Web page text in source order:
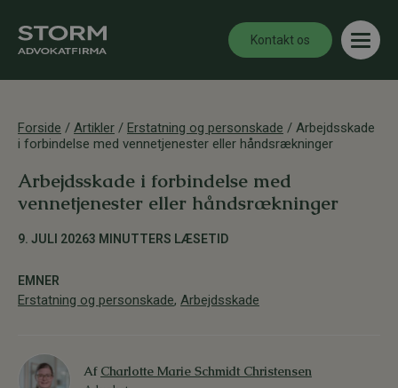
Kontakt os
Forside / Artikler / Erstatning og personskade / Arbejdsskade
i forbindelse med vennetjenester eller håndsrækninger
Arbejdsskade i forbindelse med
vennetjenester eller håndsrækninger
9. JULI 20263 MINUTTERS LÆSETID
EMNER
Erstatning og personskade, Arbejdsskade
Af Charlotte Marie Schmidt Christensen